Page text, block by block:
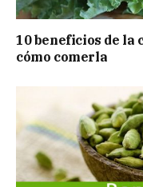
10 beneficios de la
cómo comerla